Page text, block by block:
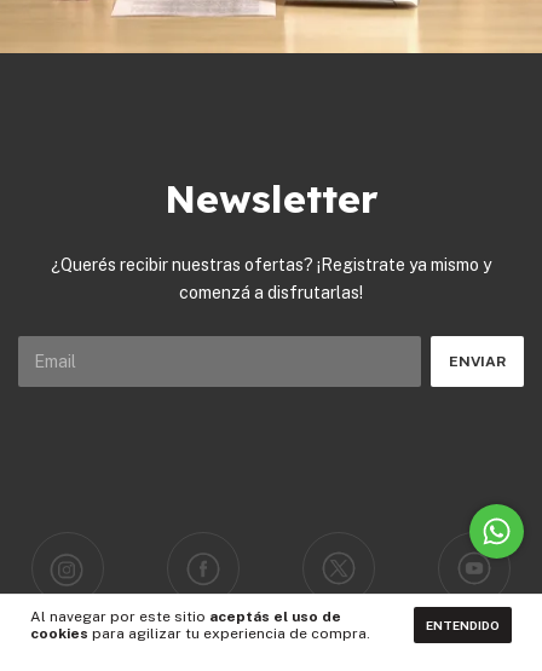
Al navegar por este sitio aceptás el uso de
cookies para agilizar tu experiencia de compra. ENTENDIDO
Newsletter
¿Querés recibir nuestras ofertas? ¡Registrate ya mismo y
comenzá a disfrutarlas!